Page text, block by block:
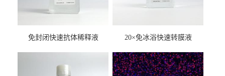
免封闭快速抗体稀释液 20×免冰浴快速转膜液